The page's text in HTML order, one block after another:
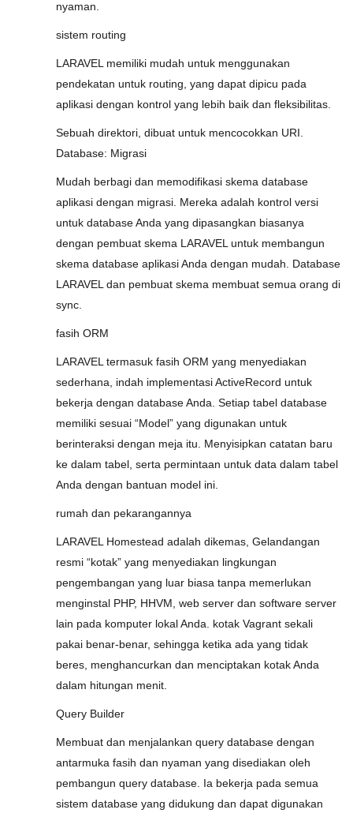
nyaman.
sistem routing
LARAVEL memiliki mudah untuk menggunakan
pendekatan untuk routing, yang dapat dipicu pada
aplikasi dengan kontrol yang lebih baik dan fleksibilitas.
Sebuah direktori, dibuat untuk mencocokkan URI.
Database: Migrasi
Mudah berbagi dan memodifikasi skema database
aplikasi dengan migrasi. Mereka adalah kontrol versi
untuk database Anda yang dipasangkan biasanya
dengan pembuat skema LARAVEL untuk membangun
skema database aplikasi Anda dengan mudah. Database
LARAVEL dan pembuat skema membuat semua orang di
sync.
fasih ORM
LARAVEL termasuk fasih ORM yang menyediakan
sederhana, indah implementasi ActiveRecord untuk
bekerja dengan database Anda. Setiap tabel database
memiliki sesuai “Model” yang digunakan untuk
berinteraksi dengan meja itu. Menyisipkan catatan baru
ke dalam tabel, serta permintaan untuk data dalam tabel
Anda dengan bantuan model ini.
rumah dan pekarangannya
LARAVEL Homestead adalah dikemas, Gelandangan
resmi “kotak” yang menyediakan lingkungan
pengembangan yang luar biasa tanpa memerlukan
menginstal PHP, HHVM, web server dan software server
lain pada komputer lokal Anda. kotak Vagrant sekali
pakai benar-benar, sehingga ketika ada yang tidak
beres, menghancurkan dan menciptakan kotak Anda
dalam hitungan menit.
Query Builder
Membuat dan menjalankan query database dengan
antarmuka fasih dan nyaman yang disediakan oleh
pembangun query database. Ia bekerja pada semua
sistem database yang didukung dan dapat digunakan